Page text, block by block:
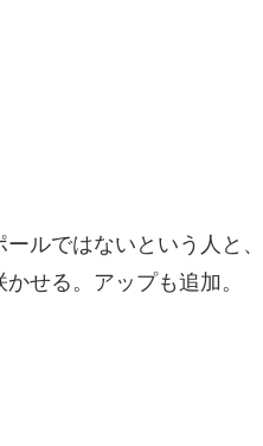
ルではないという人と、
せる。アップも追加。